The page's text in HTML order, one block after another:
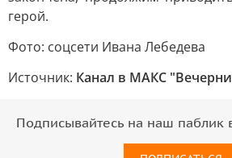
герой.
Фото: соцсети Ивана Лебедева
Источник: Канал в МАКС
Подписывайтесь на наш паблик